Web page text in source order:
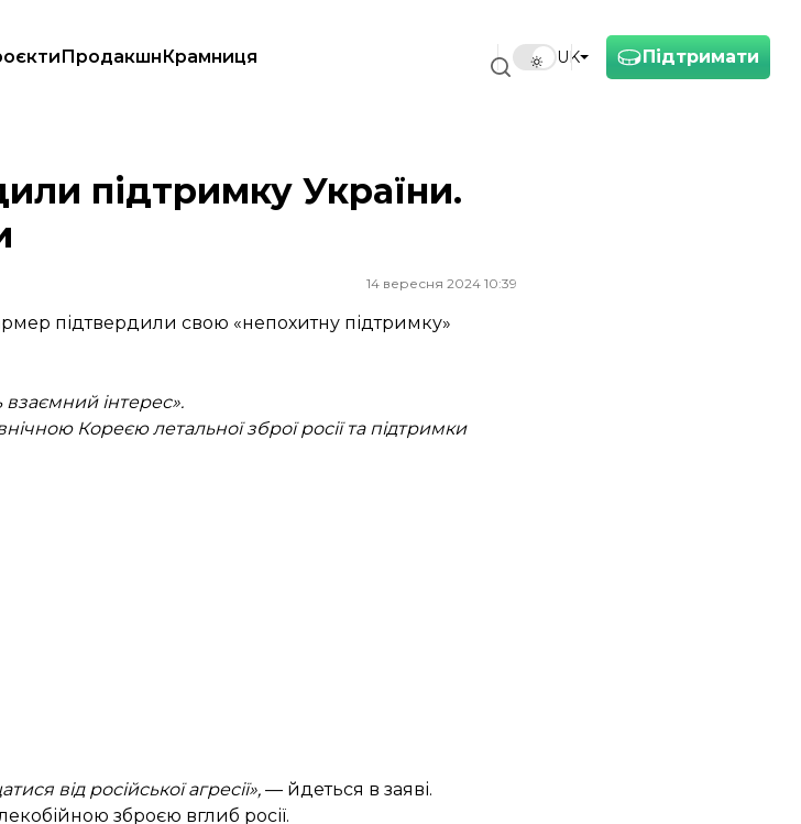
Підтримати
UK
ПродакшнКрамниця
підтримку України.
14 вересня 2024 10:39
підтвердили свою «непохитну підтримку»
взаємний інтерес».
Кореєю летальної зброї росії та підтримки
від російської агресії», — йдеться в заяві.
зброєю вглиб росії.